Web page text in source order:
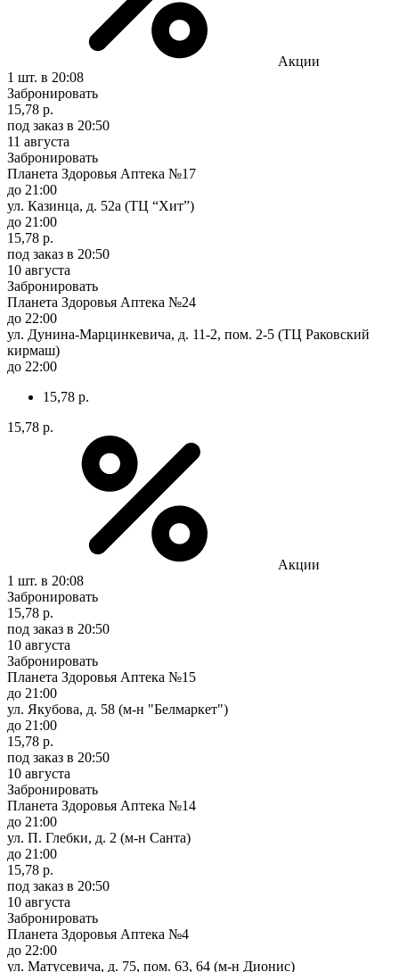
Акции
1 шт. в 20:08
Забронировать
15,78 р.
под заказ в 20:50
11 августа
Забронировать
Планета Здоровья Аптека №17
до 21:00
ул. Казинца, д. 52а (ТЦ “Хит”)
до 21:00
15,78 р.
под заказ в 20:50
10 августа
Забронировать
Планета Здоровья Аптека №24
до 22:00
ул. Дунина-Марцинкевича, д. 11-2, пом. 2-5 (ТЦ Раковский
кирмаш)
до 22:00
15,78 р.
15,78 р.
Акции
1 шт. в 20:08
Забронировать
15,78 р.
под заказ в 20:50
10 августа
Забронировать
Планета Здоровья Аптека №15
до 21:00
ул. Якубова, д. 58 (м-н "Белмаркет")
до 21:00
15,78 р.
под заказ в 20:50
10 августа
Забронировать
Планета Здоровья Аптека №14
до 21:00
ул. П. Глебки, д. 2 (м-н Санта)
до 21:00
15,78 р.
под заказ в 20:50
10 августа
Забронировать
Планета Здоровья Аптека №4
до 22:00
ул. Матусевича, д. 75, пом. 63, 64 (м-н Дионис)